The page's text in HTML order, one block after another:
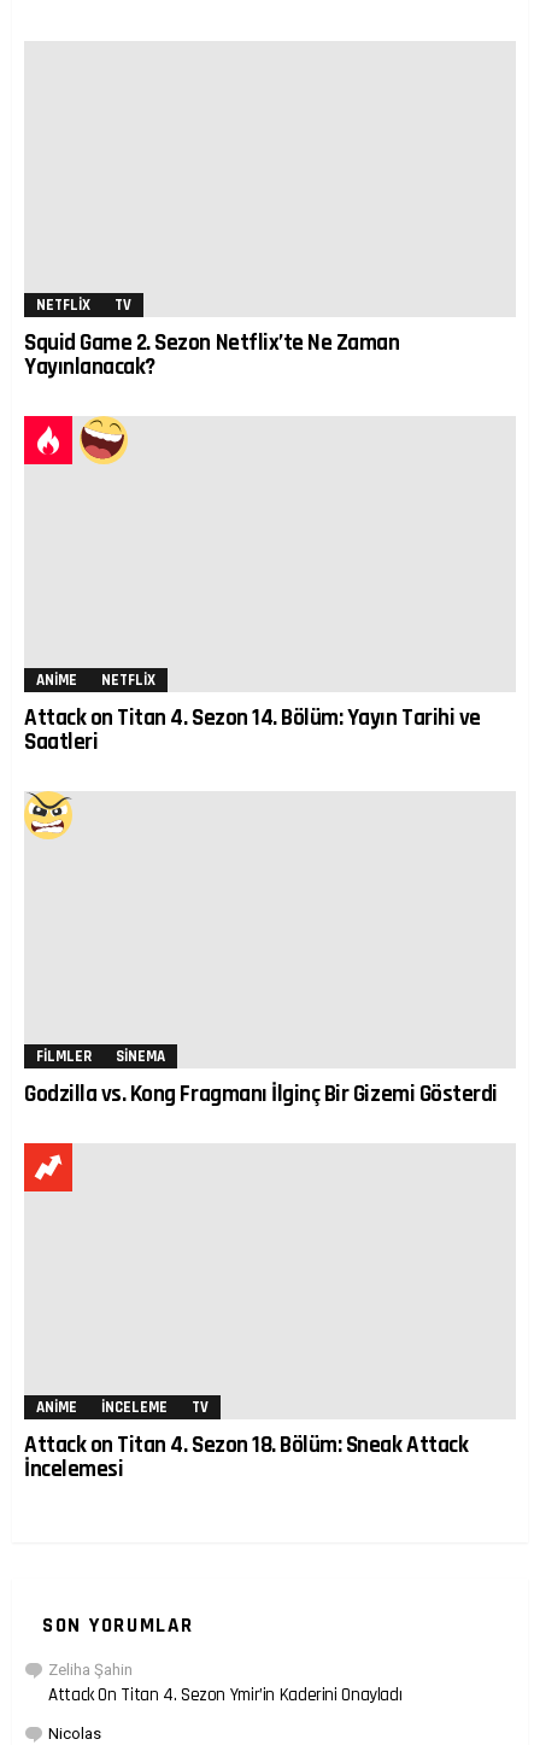
NETFLIX TV
Squid Game 2. Sezon Netflix’te Ne Zaman
Yayınlanacak?
ANIME NETFLIX
Attack on Titan 4. Sezon 14. Bölüm: Yayın Tarihi ve
Saatleri
FILMLER SINEMA
Godzilla vs. Kong Fragmanı İlginç Bir Gizemi Gösterdi
ANIME İNCELEME TV
Attack on Titan 4. Sezon 18. Bölüm: Sneak Attack
İncelemesi
SON YORUMLAR
Zeliha Şahin
Attack On Titan 4. Sezon Ymir’in Kaderini Onayladı
Nicolas